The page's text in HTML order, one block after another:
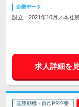
企業データ
設立：2021年10月／本社
求人詳細を
志望動機・自己PR不要